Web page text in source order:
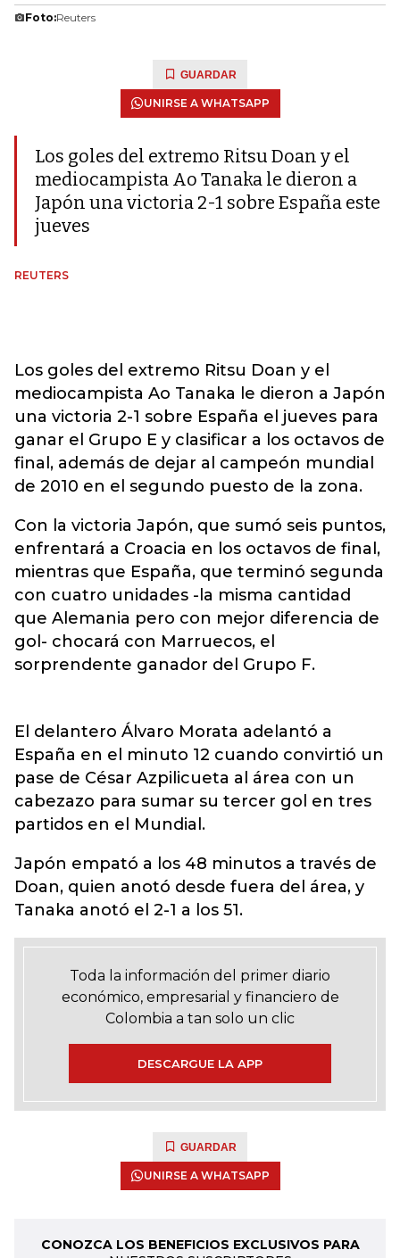
Foto:Reuters
GUARDAR
UNIRSE A WHATSAPP
Los goles del extremo Ritsu Doan y el
mediocampista Ao Tanaka le dieron a
Japón una victoria 2-1 sobre España este
jueves
REUTERS
Los goles del extremo Ritsu Doan y el
mediocampista Ao Tanaka le dieron a Japón
una victoria 2-1 sobre España el jueves para
ganar el Grupo E y clasificar a los octavos de
final, además de dejar al campeón mundial
de 2010 en el segundo puesto de la zona.
Con la victoria Japón, que sumó seis puntos,
enfrentará a Croacia en los octavos de final,
mientras que España, que terminó segunda
con cuatro unidades -la misma cantidad
que Alemania pero con mejor diferencia de
gol- chocará con Marruecos, el
sorprendente ganador del Grupo F.
El delantero Álvaro Morata adelantó a
España en el minuto 12 cuando convirtió un
pase de César Azpilicueta al área con un
cabezazo para sumar su tercer gol en tres
partidos en el Mundial.
Japón empató a los 48 minutos a través de
Doan, quien anotó desde fuera del área, y
Tanaka anotó el 2-1 a los 51.
Toda la información del primer diario
económico, empresarial y financiero de
Colombia a tan solo un clic
DESCARGUE LA APP
GUARDAR
UNIRSE A WHATSAPP
CONOZCA LOS BENEFICIOS EXCLUSIVOS PARA